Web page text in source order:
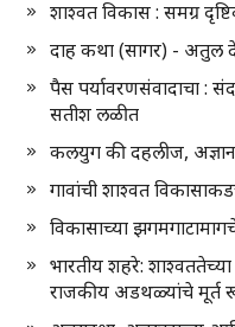
शाश्वत विकास : समग्र
दाह कथा (सागर) - अतुल
पैस पर्यावरणसंवादाचा :
सतीश लळीत
कलयुग की दहलीज, अज्ञान
गावांची शाश्वत
विकासाच्या
भारतीय शहरे:
राजकीय अडथळ्यांचे मूर्त